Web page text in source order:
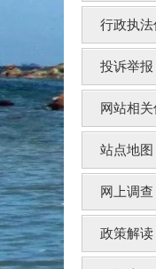
行政执
投诉举报
网站相关
站点地图
网上调查
政策解读